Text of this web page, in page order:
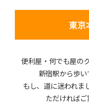
東京
便利屋・何でも屋の
新宿駅から歩い
もし、道に迷われま
ただければご